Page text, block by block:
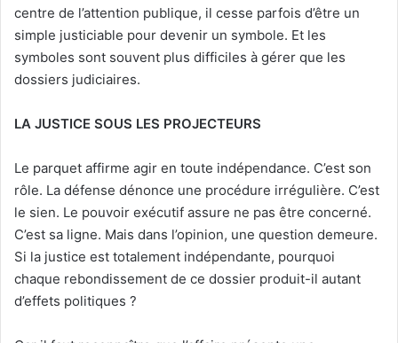
centre de l’attention publique, il cesse parfois d’être un
simple justiciable pour devenir un symbole. Et les
symboles sont souvent plus difficiles à gérer que les
dossiers judiciaires.
LA JUSTICE SOUS LES PROJECTEURS
Le parquet affirme agir en toute indépendance. C’est son
rôle. La défense dénonce une procédure irrégulière. C’est
le sien. Le pouvoir exécutif assure ne pas être concerné.
C’est sa ligne. Mais dans l’opinion, une question demeure.
Si la justice est totalement indépendante, pourquoi
chaque rebondissement de ce dossier produit-il autant
d’effets politiques ?